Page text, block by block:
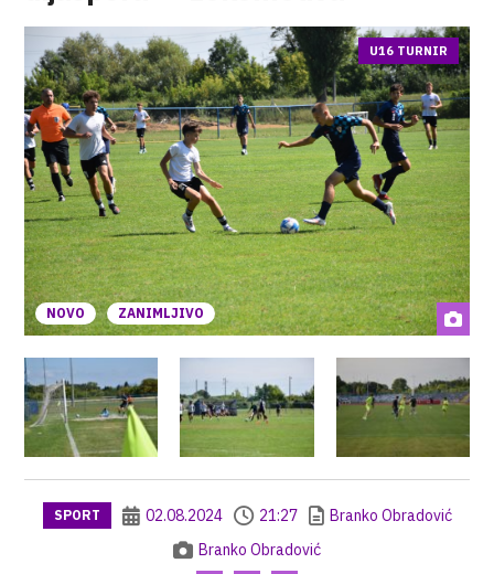
NOVO ZANIMLJIVO
U16 TURNIR
SPORT 02.08.2024 21:27
Branko Obradović
Branko Obradović